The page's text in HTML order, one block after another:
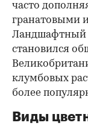
часто
гранатовыми
Ландшафтный
становился
клумбовых
более
Виды